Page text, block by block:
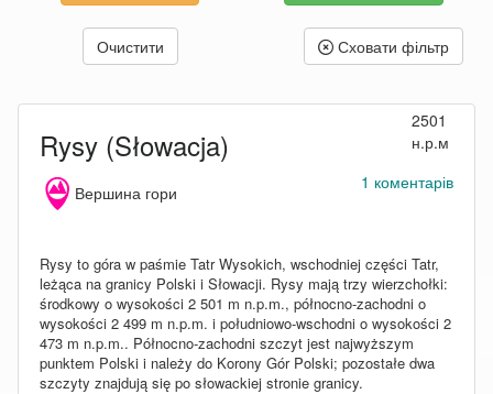
Очистити Сховати фільтр
Rysy (Słowacja)
2501
н.р.м
Вершина гори
1 коментарів
Rysy to góra w paśmie Tatr Wysokich, wschodniej części Tatr,
leżąca na granicy Polski i Słowacji. Rysy mają trzy wierzchołki:
środkowy o wysokości 2 501 m n.p.m., północno-zachodni o
wysokości 2 499 m n.p.m. i południowo-wschodni o wysokości 2
473 m n.p.m.. Północno-zachodni szczyt jest najwyższym
punktem Polski i należy do Korony Gór Polski; pozostałe dwa
szczyty znajdują się po słowackiej stronie granicy.